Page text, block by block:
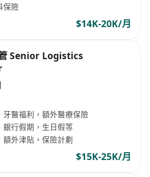
保險
$14K-20K/月
Senior Logistics
牙醫福利，額外醫療保險
銀行假期，生日假等
額外津貼，保險計劃
$15K-25K/月